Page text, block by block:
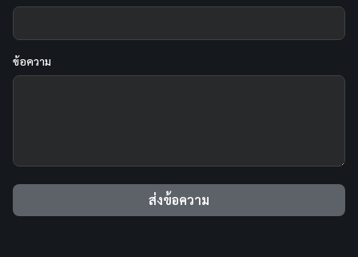
ข้อความ
ส่งข้อความ